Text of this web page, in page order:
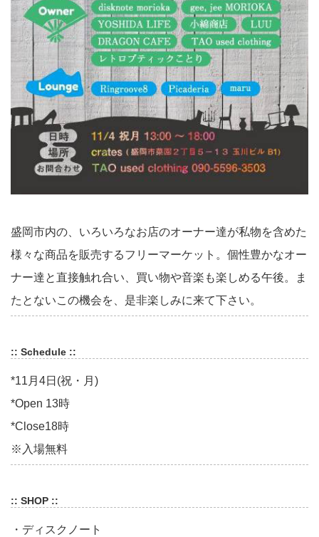
盛岡市内の、いろいろなお店のオーナー達が私物を含めた
様々な商品を販売するフリーマーケット。個性豊かなオー
ナー達と直接触れ合い、買い物や音楽も楽しめる午後。ま
たとないこの機会を、是非楽しみに来て下さい。
:: Schedule ::
*11月4日(祝・月)
*Open 13時
*Close18時
※入場無料
:: SHOP ::
・ディスクノート